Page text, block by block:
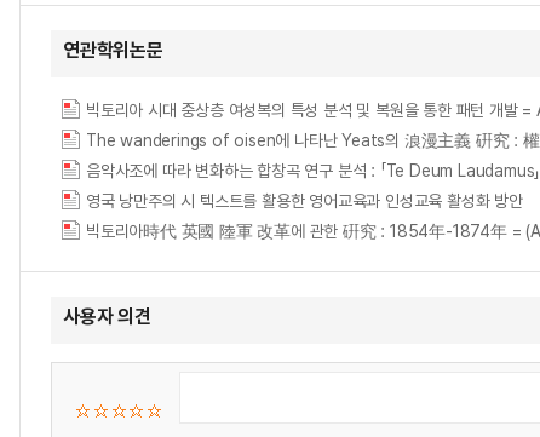
연관학위논문
빅토리아 시대 중상층 여성복의 특성 분석 및 복원을 통한 패
The wanderings of oisen에 나타난 Yeats의 浪漫主義 硏究 :
음악사조에 따라 변화하는 합창곡 연구 분석 : 「Te Deum Laudamus
영국 낭만주의 시 텍스트를 활용한 영어교육과 인성교육 활성화 방안
빅토리아時代 英國 陸軍 改革에 관한 硏究 : 1854年-1874年
사용자 의견